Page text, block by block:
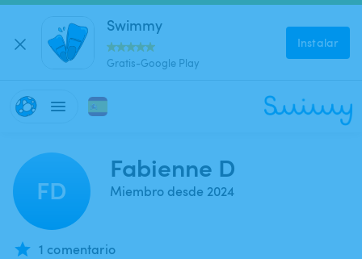
Swimmy
Gratis-Google Play
Instalar
FD
Fabienne D
Miembro desde 2024
1 comentario